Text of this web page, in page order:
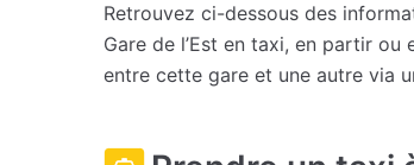
Retrouvez ci-dessous des
Gare de l’Est en taxi, en partir
entre cette gare et une autre via